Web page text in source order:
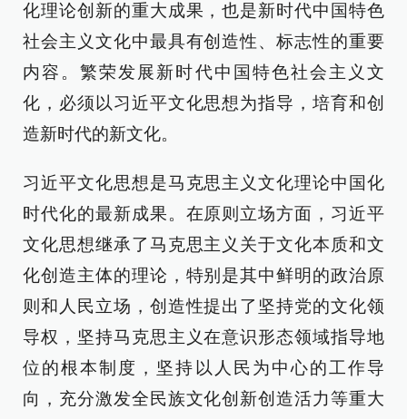
化理论创新的重大成果，也是新时代中国特色
社会主义文化中最具有创造性、标志性的重要
内容。繁荣发展新时代中国特色社会主义文
化，必须以习近平文化思想为指导，培育和创
造新时代的新文化。
习近平文化思想是马克思主义文化理论中国化
时代化的最新成果。在原则立场方面，习近平
文化思想继承了马克思主义关于文化本质和文
化创造主体的理论，特别是其中鲜明的政治原
则和人民立场，创造性提出了坚持党的文化领
导权，坚持马克思主义在意识形态领域指导地
位的根本制度，坚持以人民为中心的工作导
向，充分激发全民族文化创新创造活力等重大